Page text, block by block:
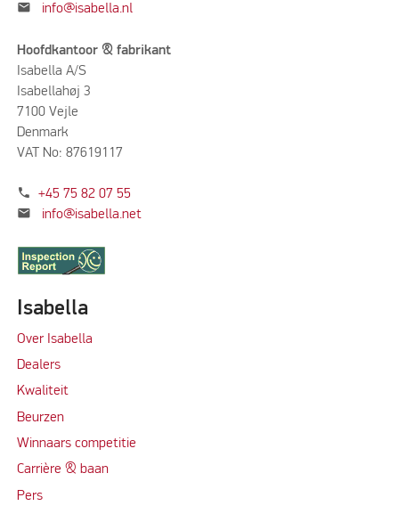
mail info@isabella.nl
Hoofdkantoor & fabrikant
Isabella A/S
Isabellahøj 3
7100 Vejle
Denmark
VAT No: 87619117
phone +45 75 82 07 55
mail info@isabella.net
Isabella
Over Isabella
Dealers
Kwaliteit
Beurzen
Winnaars competitie
Carrière & baan
Pers